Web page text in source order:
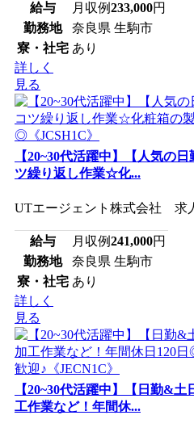
給与 月収例233,000円
勤務地
奈良県 生駒市
寮・社宅 あり
詳しく
見る
【20~30代活躍中】【人気の
ツ繰り返し作業☆化...
UTエージェント株式会社 求
給与 月収例241,000円
勤務地
奈良県 生駒市
寮・社宅 あり
詳しく
見る
【20~30代活躍中】【日勤&
工作業など！年間休...